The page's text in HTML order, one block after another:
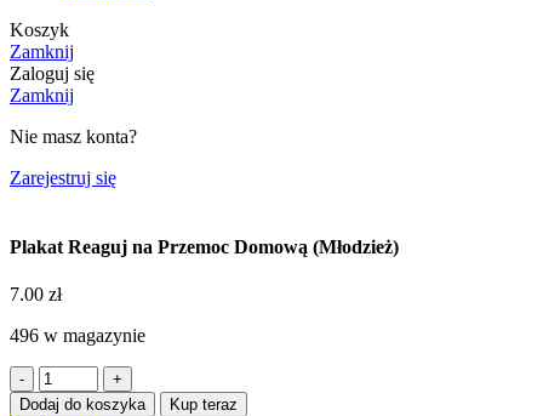
Koszyk
Zamknij
Zaloguj się
Zamknij
Nie masz konta?
Zarejestruj się
Plakat Reaguj na Przemoc Domową (Młodzież)
7.00 zł
496 w magazynie
Dodaj do koszyka Kup teraz